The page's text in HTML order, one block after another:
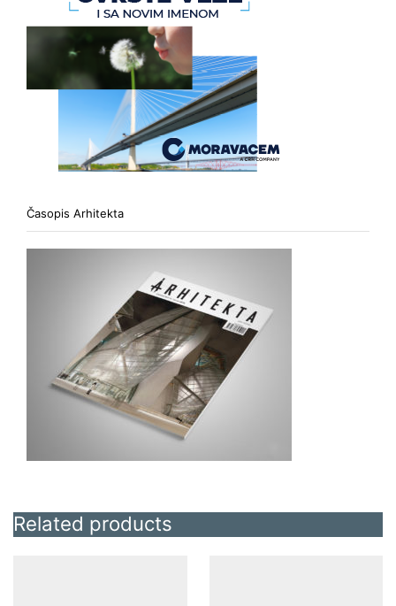
Časopis Arhitekta
Related products